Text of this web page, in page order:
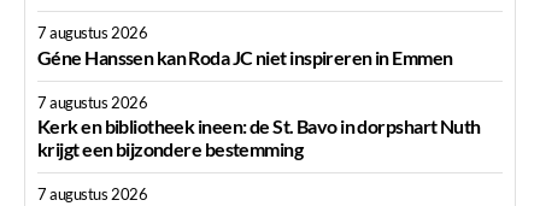
7 augustus 2026
Géne Hanssen kan Roda JC niet inspireren in Emmen
7 augustus 2026
Kerk en bibliotheek ineen: de St. Bavo in dorpshart Nuth
krijgt een bijzondere bestemming
7 augustus 2026